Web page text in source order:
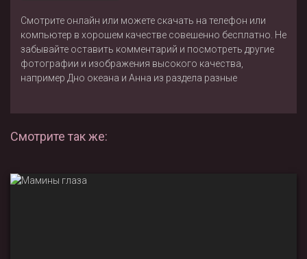
Смотрите онлайн или можете скачать на телефон или
компьютер в хорошем качестве совешенно бесплатно. Не
забывайте оставить комментарий и посмотреть другие
фотографии и изображения высокого качества,
например Дно океана и Анна из раздела разные
Смотрите так же: